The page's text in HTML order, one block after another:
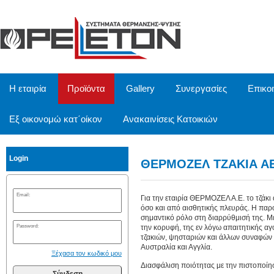
Η εταιρία Προϊόντα Gallery Συνεργασίες
Εξ οικονομώ κατ΄οίκον Ανακαινίσεις Κατοικιών
Login
Email:
Password:
Ξέχασα τον κωδικό μου
ΘΕΡΜΟΖΕΛ ΤΖΑΚΙΑ
Για την εταιρία ΘΕΡΜΟΖΕΛ Α.Ε. το τζάκι
όσο και από αισθητικής πλευράς. Η
σημαντικό ρόλο στη διαρρύθμισή της.
την κορυφή, της εν λόγω απαιτητικής
τζακιών, ψησταριών και άλλων συναφών
Αυστραλία και Αγγλία.
Διασφάλιση ποιότητας με την